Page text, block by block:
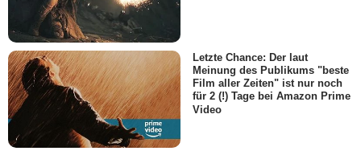
Letzte Chance: Der laut
Meinung des Publikums "beste
Film aller Zeiten" ist nur noch
für 2 (!) Tage bei Amazon Prime
Video